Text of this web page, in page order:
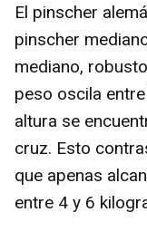
El pinscher
pinscher
mediano,
peso oscila
altura se
cruz. Esto
que apenas
entre 4 y 6